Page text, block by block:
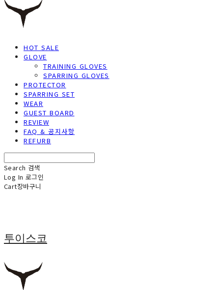
HOT SALE
GLOVE
TRAINING GLOVES
SPARRING GLOVES
PROTECTOR
SPARRING SET
WEAR
GUEST BOARD
REVIEW
FAQ & 공지사항
REFURB
Search 검색
Log In 로그인
Cart장바구니
투이스코